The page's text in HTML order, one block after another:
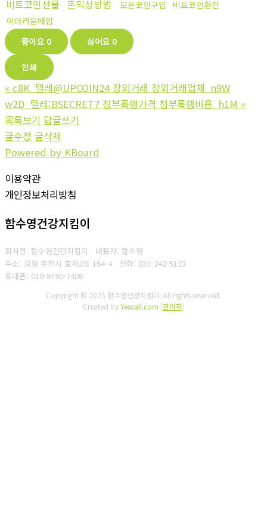
비트코인선물 돈믹싱방법 모든코인구입
비트코인환전
이더리움매입
좋아요 0 싫어요 0
인쇄
« c8K_텔레@UPCOIN24 장외거래 장외거래업체_n9W
w2D_텔레:BSECRET7 청부폭행가격 청부폭행비용_h1M »
목록보기 답글쓰기
글수정 글삭제
Powered by KBoard
이용약관
개인정보처리방침
함수영건강지킴이
회사명: 함수영건강지킴이 대표자: 함수영
주소: 강원 춘천시 효자2동 164-4 전화: 033-242-5123
휴대폰: 010-8790-7408
Copyright © 2025 함수영건강지킴이. All rights reserved.
Created byYescall.com [관리자]